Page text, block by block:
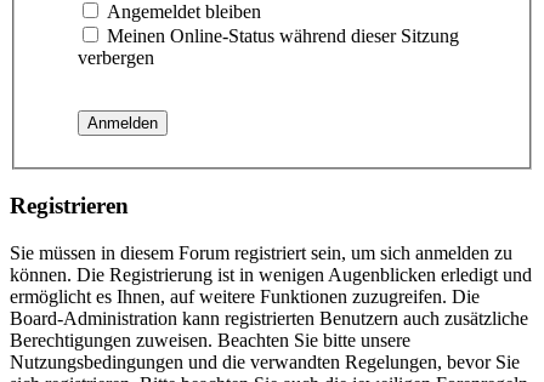
Angemeldet bleiben
Meinen Online-Status während dieser Sitzung
verbergen
Registrieren
Sie müssen in diesem Forum registriert sein, um sich anmelden zu
können. Die Registrierung ist in wenigen Augenblicken erledigt und
ermöglicht es Ihnen, auf weitere Funktionen zuzugreifen. Die
Board-Administration kann registrierten Benutzern auch zusätzliche
Berechtigungen zuweisen. Beachten Sie bitte unsere
Nutzungsbedingungen und die verwandten Regelungen, bevor Sie